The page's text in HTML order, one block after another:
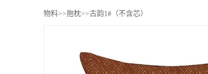
物料>>抱枕>>古韵1#（不含芯）